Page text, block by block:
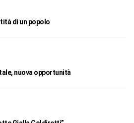
di un popolo
nuova opportunità